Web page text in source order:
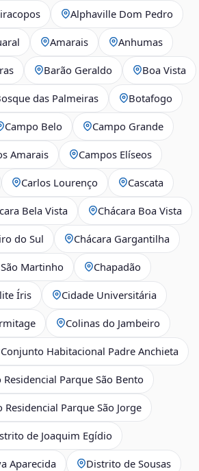
Alphaville Dom Pedro
Amarais Anhumas
Barão Geraldo Boa Vista
das Palmeiras Botafogo
Campo Belo Campo Grande
Amarais Campos Elíseos
Carlos Lourenço Cascata
Bela Vista Chácara Boa Vista
do Sul Chácara Gargantilha
Martinho Chapadão
Íris Cidade Universitária
Colinas do Jambeiro
Conjunto Habitacional Padre Anchieta
Parque São Bento
Residencial Parque São Jorge
de Joaquim Egídio
Aparecida Distrito de Sousas